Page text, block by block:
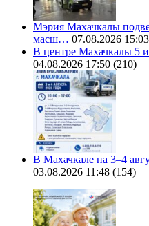
Мэрия Махачкалы
масш… 07.08.2026 15:03
В центре Махачкалы 5
04.08.2026 17:50 (210)
В Махачкале на 3–4
03.08.2026 11:48 (154)